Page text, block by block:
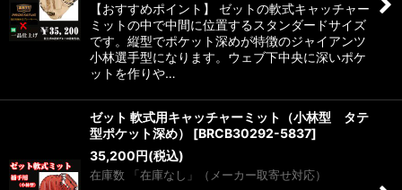
【おすすめポイント】 ゼットの軟式キャッチャー
ミットの中で中間に位置するスタンダードサイズ
です。縦型でポケット深めが特徴のジャイアンツ
小林選手型になります。ウェブ下中央に深いポケ
ットを作りや…
ゼット 軟式用キャッチャーミット（小林型 タテ
型ポケット深め）
[BRCB30292-5837]
35,200円(税込)
在庫数 「在庫なし」（メーカー取寄せ対応）